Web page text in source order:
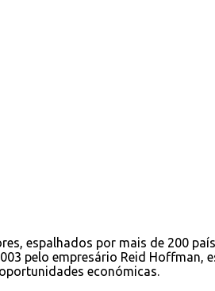
espalhados por mais de 200
pelo empresário Reid Hoffman,
económicas.